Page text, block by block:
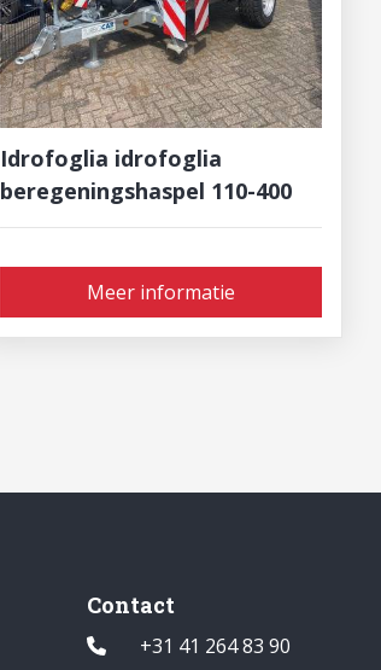
Idrofoglia idrofoglia
beregeningshaspel 110-400
Meer informatie
Contact
+31 41 264 83 90